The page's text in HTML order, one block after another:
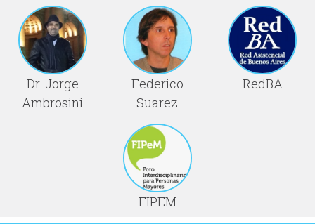
Dr. Jorge
Ambrosini
Federico
Suarez
RedBA
FIPEM